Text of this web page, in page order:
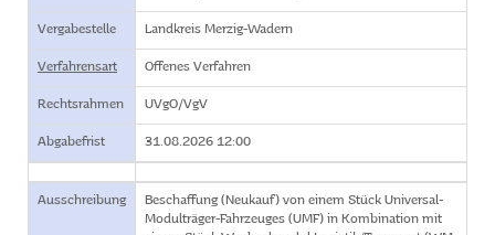
Vergabestelle Landkreis Merzig-Wadern
Verfahrensart Offenes Verfahren
Rechtsrahmen UVgO/VgV
Abgabefrist 31.08.2026 12:00
Ausschreibung
Beschaffung (Neukauf) von einem Stück Universal-
Modulträger-Fahrzeuges (UMF) in Kombination mit